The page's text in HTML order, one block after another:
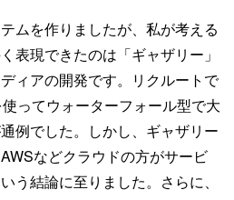
ムを作りましたが、私が考える
表現できたのは「ギャザリー」
ィアの開発です。リクルートで
ってウォーターフォール型で大
例でした。しかし、ギャザリー
などクラウドの方がサービ
う結論に至りました。さらに、